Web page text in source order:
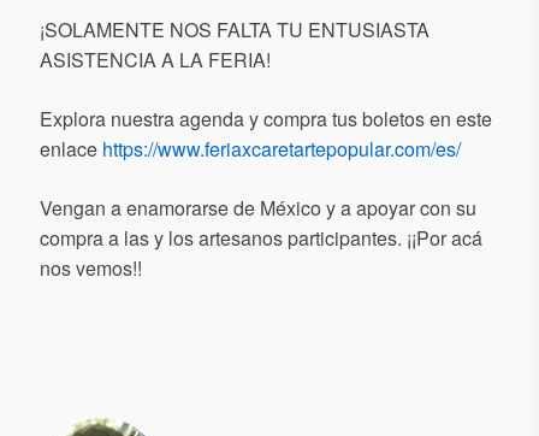
¡SOLAMENTE NOS FALTA TU ENTUSIASTA
ASISTENCIA A LA FERIA!
Explora nuestra agenda y compra tus boletos en este
enlace https://www.feriaxcaretartepopular.com/es/
Vengan a enamorarse de México y a apoyar con su
compra a las y los artesanos participantes. ¡¡Por acá
nos vemos!!